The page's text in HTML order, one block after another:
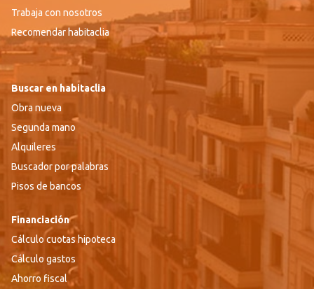
Trabaja con nosotros
Recomendar habitaclia
Buscar en habitaclia
Obra nueva
Segunda mano
Alquileres
Buscador por palabras
Pisos de bancos
Financiación
Cálculo cuotas hipoteca
Cálculo gastos
Ahorro fiscal